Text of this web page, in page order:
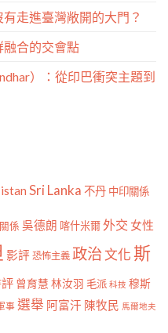
走進臺灣敞開的大門？
合的交會點
）：從印巴衝突主題到
Sri Lanka 不丹 中印關係
係 吳德朗 喀什米爾外交 女性
影評 恐怖主義 政治文化斯
曾育慧 林汝羽 毛派 科技 穆斯
事 選舉 阿富汗 陳牧民 馬爾地夫